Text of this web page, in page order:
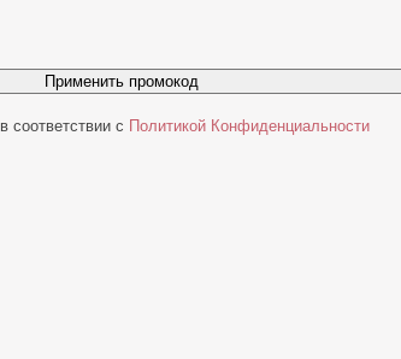
Применить промокод
в соответствии с Политикой Конфиденциальности